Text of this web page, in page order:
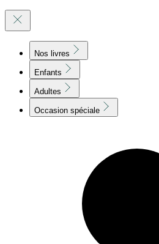
Nos livres
Enfants
Adultes
Occasion spéciale